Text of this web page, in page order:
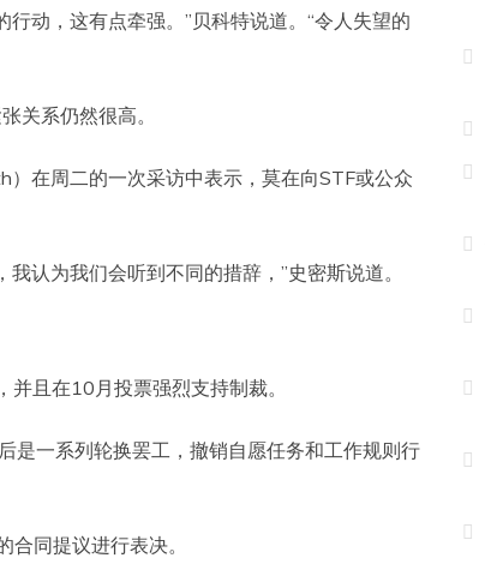
动，这有点牵强。”贝科特说道。“令人失望的
关系仍然很高。
）在周二的一次采访中表示，莫在向STF或公众
认为我们会听到不同的措辞，”史密斯说道。
且在10月投票强烈支持制裁。
是一系列轮换罢工，撤销自愿任务和工作规则行
同提议进行表决。